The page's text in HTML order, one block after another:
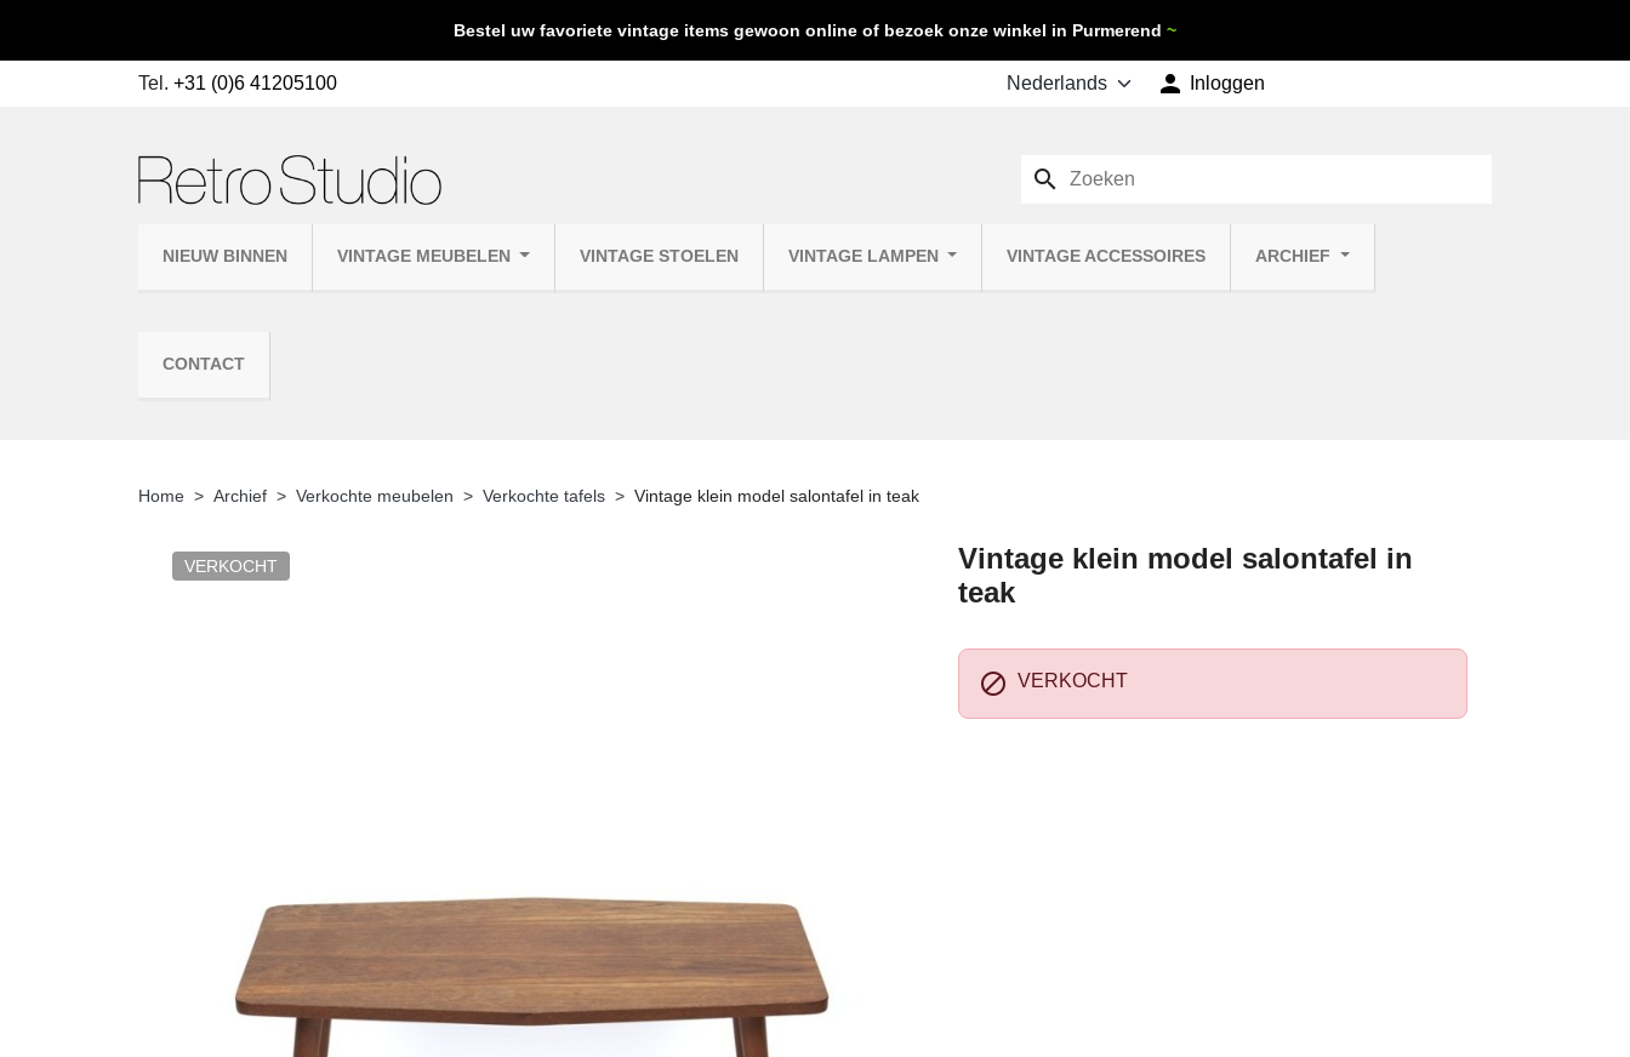
Bestel uw favoriete vintage items gewoon online of bezoek onze winkel in Purmerend ~
Tel. +31 (0)6 41205100  Inloggen
NIEUW BINNEN VINTAGE MEUBELEN VINTAGE STOELEN VINTAGE LAMPEN VINTAGE ACCESSOIRES ARCHIEF
CONTACT
search
Home Archief Verkochte meubelen Verkochte tafels Vintage klein model salontafel in teak
VERKOCHT
Vintage klein model salontafel in
teak
 VERKOCHT